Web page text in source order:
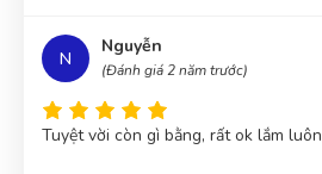
N
Nguyễn
(Đánh giá 2 năm trước)
Tuyệt vời còn gì bằng, rất ok lắm luôn